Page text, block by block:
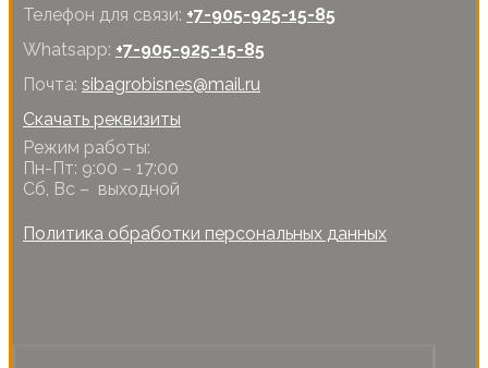
Телефон для связи: +7-905-925-15-85
Whatsapp: +7-905-925-15-85
Почта: sibagrobisnes@mail.ru
Скачать реквизиты
Режим работы:
Пн-Пт: 9:00 – 17:00
Сб, Вс – выходной
Политика обработки персональных данных